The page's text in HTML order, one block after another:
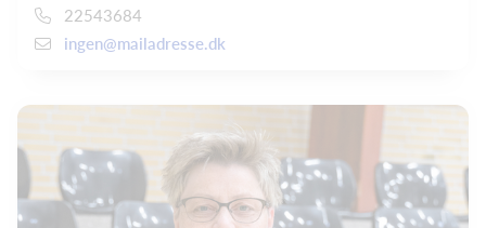
22543684
ingen@mailadresse.dk